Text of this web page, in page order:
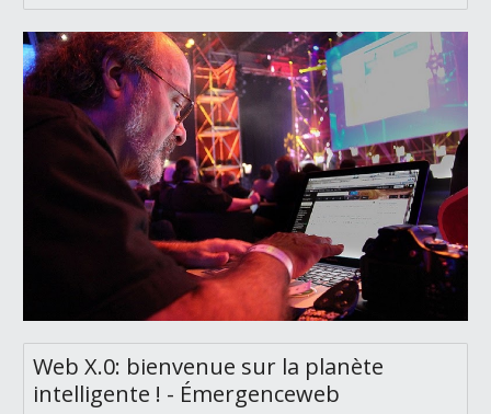
Web X.0: bienvenue sur la planète
intelligente ! - Émergenceweb